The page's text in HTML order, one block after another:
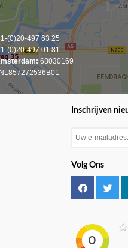
(0)20-497 63 25
(0)20-497 01 81
68030169
NL857272536B01
Inschrijven
Volg Ons